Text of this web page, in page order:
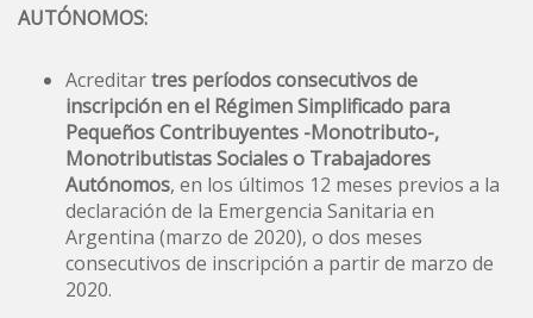
AUTÓNOMOS:
Acreditartres períodos consecutivos de
inscripción en el Régimen Simplificado para
Pequeños Contribuyentes -Monotributo-,
Monotributistas Sociales o Trabajadores
Autónomos, en los últimos 12 meses previos a la
declaración de la Emergencia Sanitaria en
Argentina (marzo de 2020), o dos meses
consecutivos de inscripción a partir de marzo de
2020.